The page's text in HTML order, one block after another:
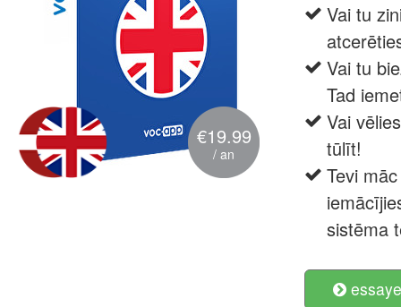
€19.99
/ an
Vai tu
Vai tu
Tad
Vai
tūlīt!
Tevi
sistēma